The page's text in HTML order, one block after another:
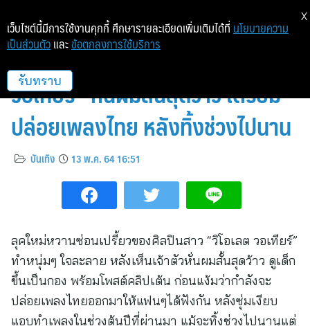
ลุคใหม่หวานซ่อนเปรี้ยว!! “วิโอเลต
วอเทียร์” หั่นผมสั้นสุดว้าว เตรียม
ปล่อยเพลงไทย หลังทิ้งช่วงไปนาน
บันเทิง 13 พ.ค. 64 16:51
ลุคใหม่หวานซ่อนเปรี้ยวของศิลปินสาว “วิโอเลต วอเทียร์”
ทำหนุ่มๆ ใจละลาย หลังเห็นเจ้าตัวหั่นผมสั้นสุดว้าว ดูเด็ก
ขึ้นเป็นกอง พร้อมโพสต์คลิปเต้น ก่อนแง้มว่ากำลังจะ
ปล่อยเพลงไทยออกมาให้แฟนๆได้ฟังกัน หลังซุ่มเงียบ
แอบทำเพลงในช่วงต้นปีที่ผ่านมา แม้จะทิ้งช่วงไปนานแต่
เว็บไซต์นี้มีการใช้งานคุกกี้ ศึกษารายละเอียดเพิ่มเติมได้ที่ นโยบายความ
เป็นส่วนตัว และ ข้อตกลงการใช้บริการ
รับทราบ
X